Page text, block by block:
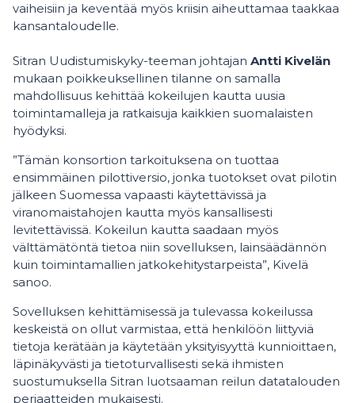
vaiheisiin ja keventää myös kriisin aiheuttamaa taakkaa
kansantaloudelle.
Sitran Uudistumiskyky-teeman johtajan Antti Kivelän
mukaan poikkeuksellinen tilanne on samalla
mahdollisuus kehittää kokeilujen kautta uusia
toimintamalleja ja ratkaisuja kaikkien suomalaisten
hyödyksi.
”Tämän konsortion tarkoituksena on tuottaa
ensimmäinen pilottiversio, jonka tuotokset ovat pilotin
jälkeen Suomessa vapaasti käytettävissä ja
viranomaistahojen kautta myös kansallisesti
levitettävissä. Kokeilun kautta saadaan myös
välttämätöntä tietoa niin sovelluksen, lainsäädännön
kuin toimintamallien jatkokehitystarpeista”, Kivelä
sanoo.
Sovelluksen kehittämisessä ja tulevassa kokeilussa
keskeistä on ollut varmistaa, että henkilöön liittyviä
tietoja kerätään ja käytetään yksityisyyttä kunnioittaen,
läpinäkyvästi ja tietoturvallisesti sekä ihmisten
suostumuksella Sitran luotsaaman reilun datatalouden
periaatteiden mukaisesti.